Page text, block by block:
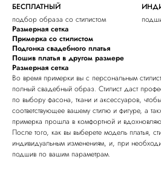
БЕСПЛАТНЫЙ
подбор образа со стилистом
Размерная сетка
Примерка со стилистом
Подгонка свадебного платья
Пошив платья в другом размере
Размерная сетка
Во время примерки вы с персональным
полный свадебный образ. Стилист даст
по выбору фасона, ткани и аксессуаров,
соответствующее вашему стилю и фигуре, а
примерка прошла в комфортной и
После того, как вы выберете модель платья,
индивидуальным изменениям, и, при
подшив по вашим параметрам.